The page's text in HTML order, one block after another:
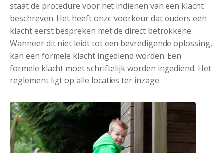
staat de procedure voor het indienen van een klacht
beschreven. Het heeft onze voorkeur dat ouders een
klacht eerst bespreken met de direct betrokkene.
Wanneer dit niet leidt tot een bevredigende oplossing,
kan een formele klacht ingediend worden. Een
formele klacht moet schriftelijk worden ingediend. Het
reglement ligt op alle locaties ter inzage.